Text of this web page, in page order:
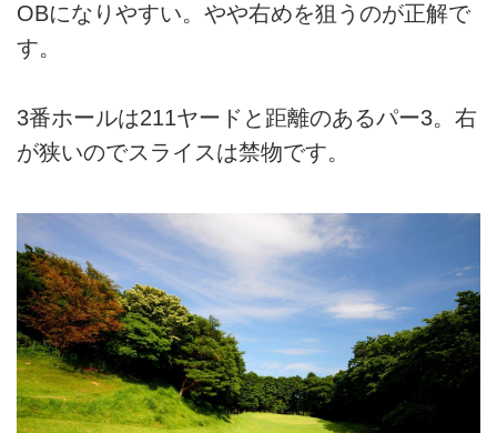
OBになりやすい。やや右めを狙うのが正解で
す。
3番ホールは211ヤードと距離のあるパー3。右
が狭いのでスライスは禁物です。